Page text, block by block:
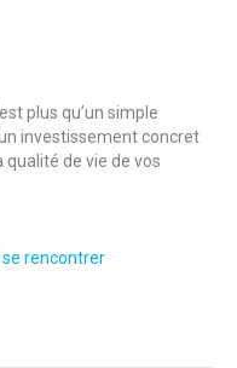
plus qu’un simple
investissement concret
qualité de vie de vos
se rencontrer